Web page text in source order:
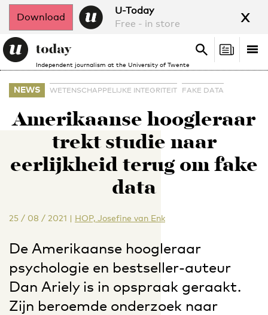
Download
U-Today
Free - in store
x
Independent journalism at the University of Twente
Search
Search
NEWS WETENSCHAPPELIJKE INTEGRITEIT FAKE DATA
Amerikaanse hoogleraar
trekt studie naar
eerlijkheid terug om fake
data
25 / 08 / 2021 | HOP, Josefine van Enk
De Amerikaanse hoogleraar
psychologie en bestseller-auteur
Dan Ariely is in opspraak geraakt.
Zijn beroemde onderzoek naar